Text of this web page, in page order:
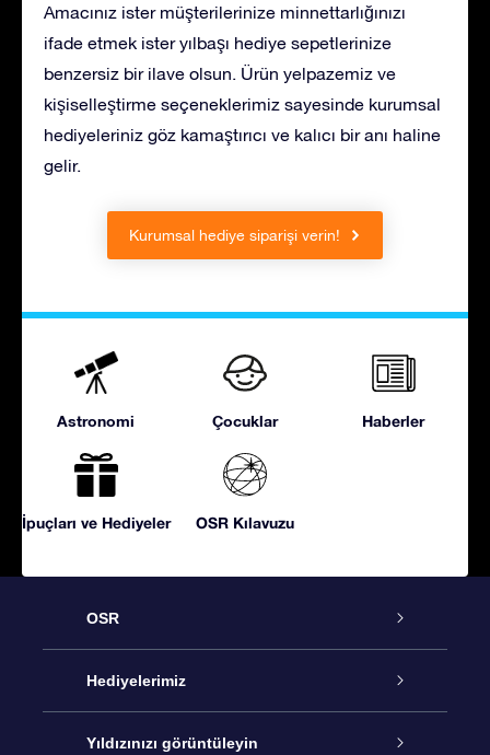
Amacınız ister müşterilerinize minnettarlığınızı
ifade etmek ister yılbaşı hediye sepetlerinize
benzersiz bir ilave olsun. Ürün yelpazemiz ve
kişiselleştirme seçeneklerimiz sayesinde kurumsal
hediyeleriniz göz kamaştırıcı ve kalıcı bir anı haline
gelir.
Kurumsal hediye siparişi verin!
Astronomi Çocuklar Haberler
İpuçları ve Hediyeler OSR Kılavuzu
OSR
Hizmet
İletişim
Hediyelerimiz
Çevrimiçi Yıldız Hediyesi
Yıldızınızı görüntüleyin